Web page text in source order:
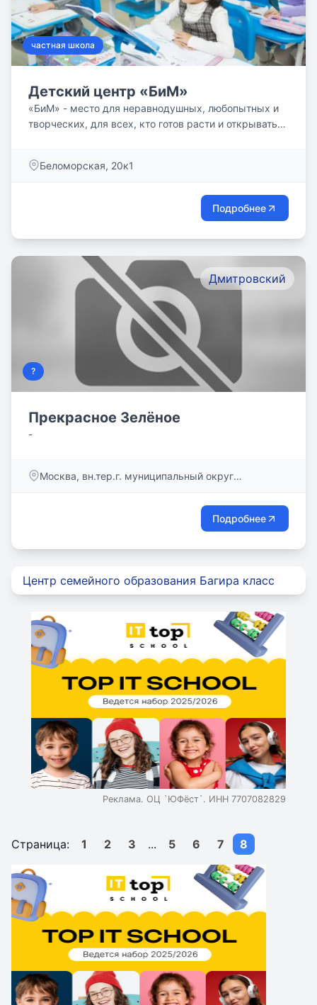
частная школа
Детский центр «БиМ»
«БиМ» - место для неравнодушных, любопытных и
творческих, для всех, кто готов расти и открывать
Беломорская, 20к1
Подробнее
Дмитровский
?
Прекрасное Зелёное
-
Москва, вн.тер.г. муниципальный округ
Подробнее
Центр семейного образования Багира класс
Реклама. ОЦ `ЮФёст`. ИНН 7707082829
Страница: 1 2 3 ... 5 6 7 8